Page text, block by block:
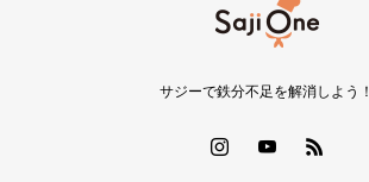
サジーで鉄分不足を解消しよう！